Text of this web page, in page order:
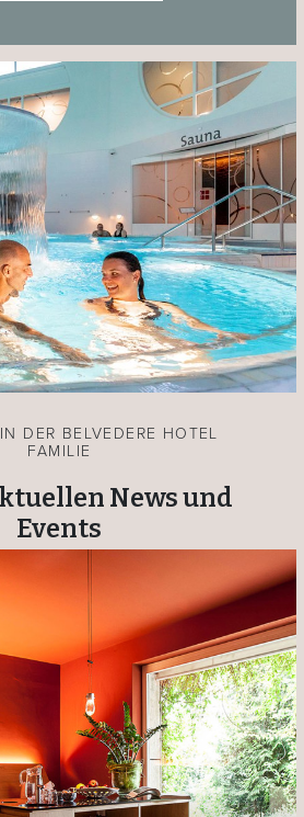
DER BELVEDERE HOTEL
FAMILIE
News und
Events